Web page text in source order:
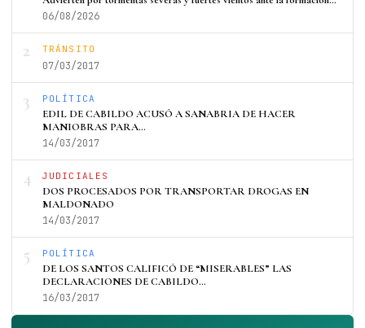
06/08/2026
2 TRÁNSITO
07/03/2017
3 POLÍTICA
EDIL DE CABILDO ACUSÓ A SANABRIA DE HACER
MANIOBRAS PARA…
14/03/2017
4 JUDICIALES
DOS PROCESADOS POR TRANSPORTAR DROGAS EN
MALDONADO
14/03/2017
5 POLÍTICA
DE LOS SANTOS CALIFICÓ DE “MISERABLES” LAS
DECLARACIONES DE CABILDO…
16/03/2017